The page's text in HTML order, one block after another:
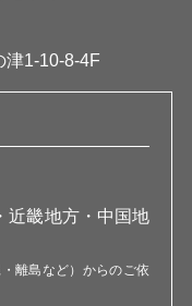
1-10-8-4F
近畿地方・中国地
離島など）からのご依